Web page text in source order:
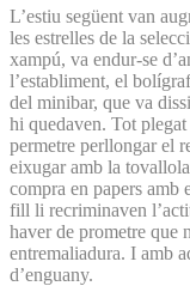
L’estiu següent van
les estrelles de la
xampú, va endur-se
l’establiment, el
del minibar, que va
hi quedaven. Tot
permetre perllongar el
eixugar amb la
compra en papers amb
fill li recriminaven
haver de prometre que
entremaliadura. I amb
d’enguany.